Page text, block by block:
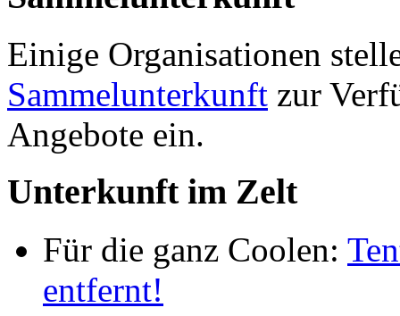
Einige Organisationen
Sammelunterkunft zur
Angebote ein.
Unterkunft im Zelt
Für die ganz Coolen:
entfernt!